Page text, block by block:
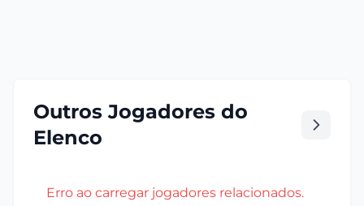
Outros Jogadores do
Elenco
Erro ao carregar jogadores relacionados.